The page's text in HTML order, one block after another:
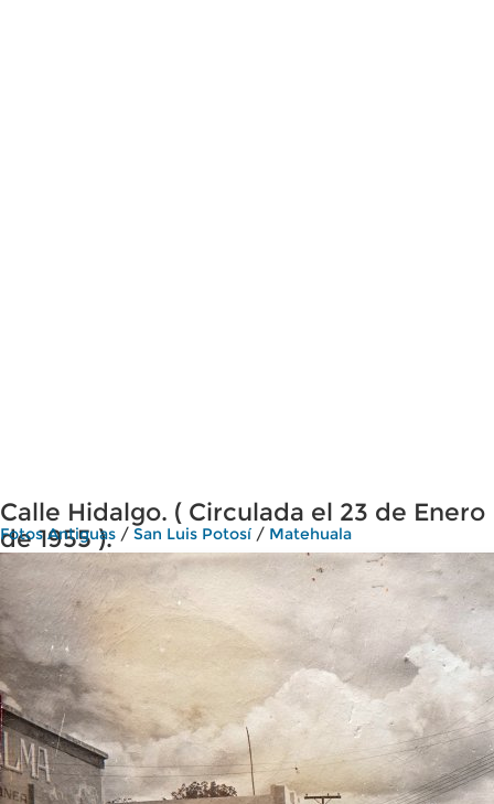
Calle Hidalgo. ( Circulada el 23 de Enero
de 1955 ).
Fotos Antiguas / San Luis Potosí / Matehuala